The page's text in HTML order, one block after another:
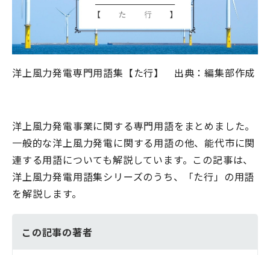
洋上風力発電専門用語集【た行】 出典：編集部作成
洋上風力発電事業に関する専門用語をまとめました。
一般的な洋上風力発電に関する用語の他、能代市に関
連する用語についても解説しています。この記事は、
洋上風力発電用語集シリーズのうち、「た行」の用語
を解説します。
この記事の著者